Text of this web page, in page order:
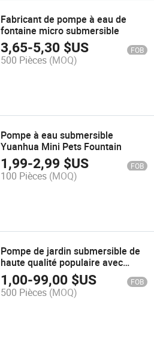
Fabricant de pompe à eau de
fontaine micro submersible
3,65-5,30 $US FOB
500 Pièces (MOQ)
Pompe à eau submersible
Yuanhua Mini Pets Fountain
1,99-2,99 $US FOB
100 Pièces (MOQ)
Pompe de jardin submersible de
haute qualité populaire avec
lumière LED
1,00-99,00 $US FOB
500 Pièces (MOQ)